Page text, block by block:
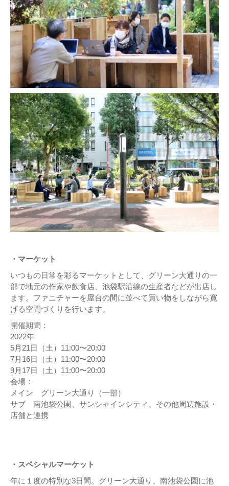
・マーケット
いつもの日常を彩るマーケットとして、グリーン大通りの一
部で地元の作家や飲食店、池袋駅沿線の生産者などが出店し
ます。ファニチャーを屋台の間に並べて買い物をしながら寛
げる空間づくりを行います。
開催期間：
2022年
5月21日（土）11:00〜20:00
7月16日（土）11:00〜20:00
9月17日（土）11:00〜20:00
会場：
メイン グリーン大通り（一部）
サブ 南池袋公園、サンシャインシティ、その他周辺施設・
店舗と連携
・スペシャルマーケット
年に１度の特別な3日間。グリーン大通り、南池袋公園に池